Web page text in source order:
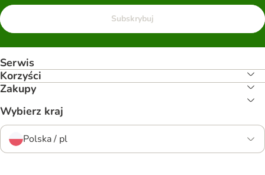
Subskrybuj
Serwis
Korzyści
Zakupy
Wybierz kraj
Polska / pl